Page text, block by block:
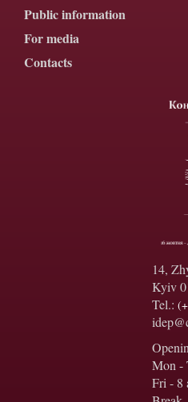
Public information
For media
Contacts
14,
Kyiv
Tel.:
Mon -
Fri - 8